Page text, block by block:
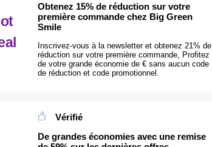
Obtenez 15% de réduction sur votre
première commande chez Big Green
Smile
Inscrivez-vous à la newsletter et obtenez 21% de
réduction sur votre première commande, Profitez
de votre grande économie de € sans aucun code
de réduction et code promotionnel.
Vérifié
De grandes économies avec une remise